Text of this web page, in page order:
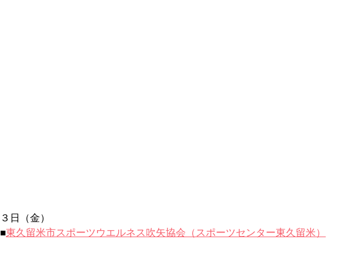
３日（金）
■東久留米市スポーツウエルネス吹矢協会（スポーツセンター東久留米）